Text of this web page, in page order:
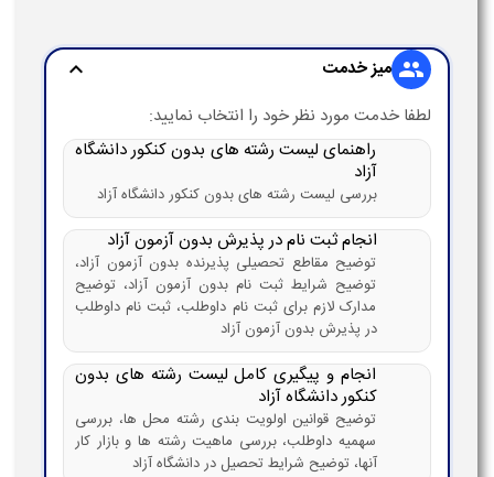
group میز خدمت expand_more
لطفا خدمت مورد نظر خود را انتخاب نمایید:
راهنمای لیست رشته های بدون کنکور دانشگاه
آزاد
بررسی لیست رشته های بدون کنکور دانشگاه آزاد
انجام ثبت نام در پذیرش بدون آزمون آزاد
توضیح مقاطع تحصیلی پذیرنده بدون آزمون آزاد،
توضیح شرایط ثبت نام بدون آزمون آزاد، توضیح
مدارک لازم برای ثبت نام داوطلب، ثبت نام داوطلب
در پذیرش بدون آزمون آزاد
انجام و پیگیری کامل لیست رشته های بدون
کنکور دانشگاه آزاد
توضیح قوانین اولویت بندی رشته محل ها، بررسی
سهمیه داوطلب، بررسی ماهیت رشته ها و بازار کار
آنها، توضیح شرایط تحصیل در دانشگاه آزاد